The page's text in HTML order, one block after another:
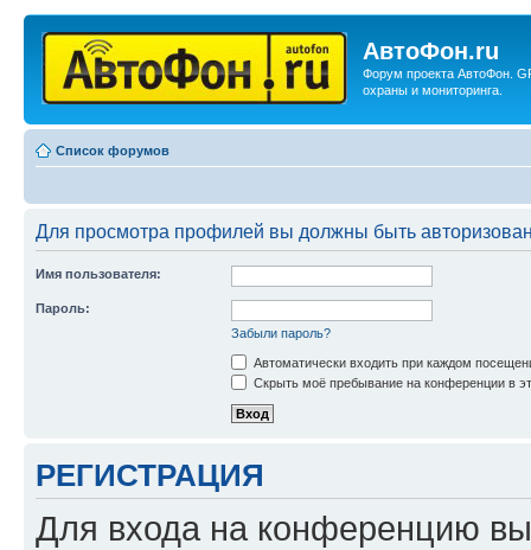
АвтоФон.ru
Форум проекта АвтоФон.
охраны и мониторинга.
Список форумов
Для просмотра профилей вы должны быть
Имя пользователя:
Пароль:
Забыли пароль?
Автоматически входить при каждом
Скрыть моё пребывание на конференции в
РЕГИСТРАЦИЯ
Для входа на конференцию